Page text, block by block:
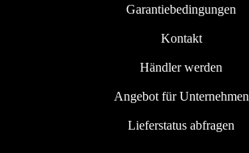
Garantiebedingungen
Kontakt
Händler werden
Angebot für Unternehmen
Lieferstatus abfragen